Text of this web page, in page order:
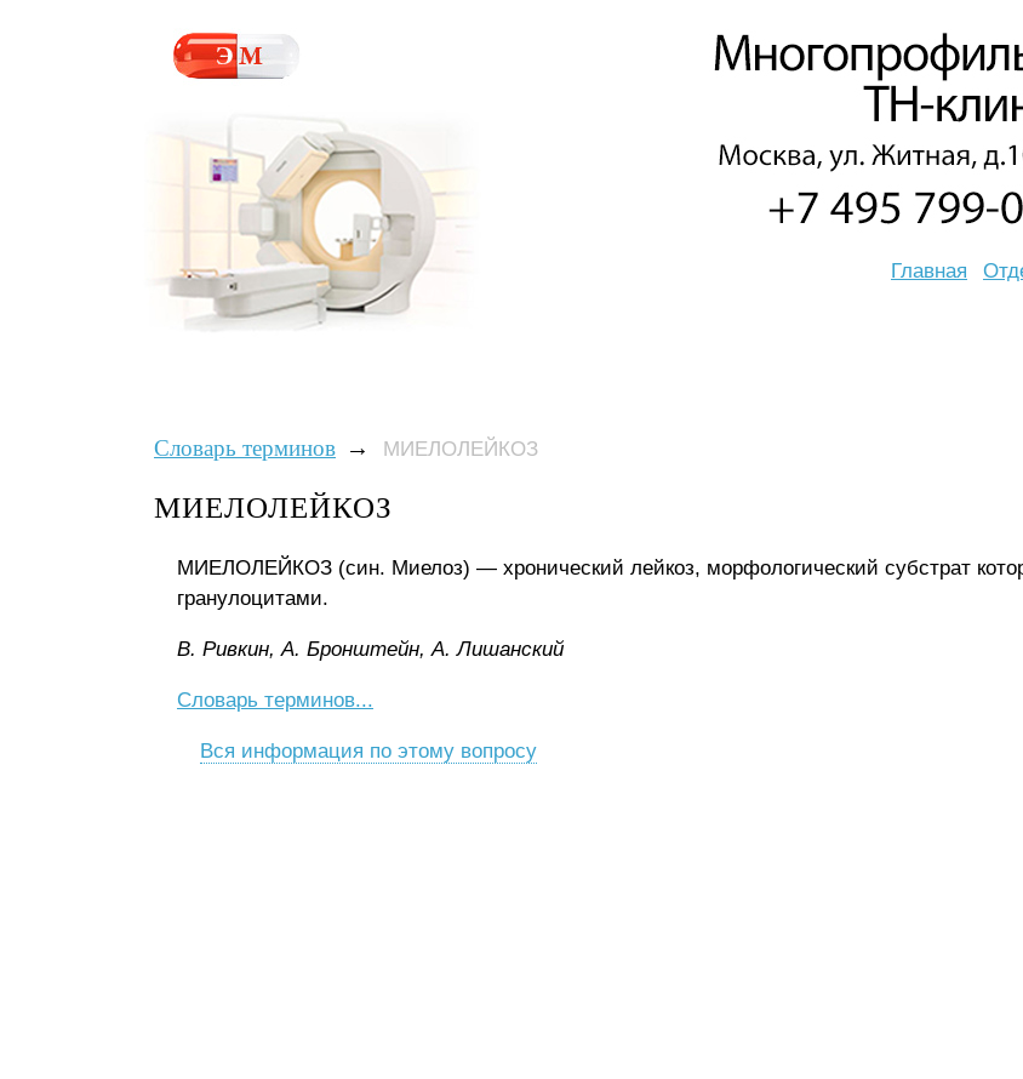
Главная
Словарь терминов → МИЕЛОЛЕЙКОЗ
МИЕЛОЛЕЙКОЗ
МИЕЛОЛЕЙКОЗ (син. Миелоз) — хронический лейкоз, морфологический субстрат
гранулоцитами.
B. Pивкин, A. Бpoнштeйн, A. Лишaнcкий
Словарь терминов...
Вся информация по этому вопросу